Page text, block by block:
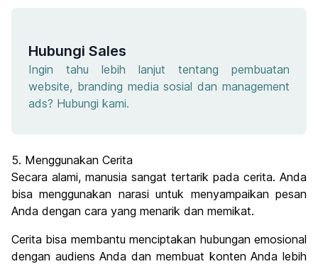
Hubungi Sales
Ingin tahu lebih lanjut tentang pembuatan
website, branding media sosial dan management
ads? Hubungi kami.
5. Menggunakan Cerita
Secara alami, manusia sangat tertarik pada cerita. Anda
bisa menggunakan narasi untuk menyampaikan pesan
Anda dengan cara yang menarik dan memikat.
Cerita bisa membantu menciptakan hubungan emosional
dengan audiens Anda dan membuat konten Anda lebih